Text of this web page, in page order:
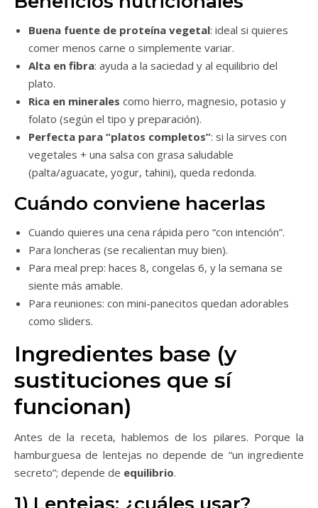
Buena fuente de proteína vegetal: ideal si quieres
comer menos carne o simplemente variar.
Alta en fibra: ayuda a la saciedad y al equilibrio del
plato.
Rica en minerales como hierro, magnesio, potasio y
folato (según el tipo y preparación).
Perfecta para “platos completos”: si la sirves con
vegetales + una salsa con grasa saludable
(palta/aguacate, yogur, tahini), queda redonda.
Cuándo conviene hacerlas
Cuando quieres una cena rápida pero “con intención”.
Para loncheras (se recalientan muy bien).
Para meal prep: haces 8, congelas 6, y la semana se
siente más amable.
Para reuniones: con mini-panecitos quedan adorables
como sliders.
Ingredientes base (y
sustituciones que sí
funcionan)
Antes de la receta, hablemos de los pilares. Porque la
hamburguesa de lentejas no depende de “un ingrediente
secreto”; depende de equilibrio.